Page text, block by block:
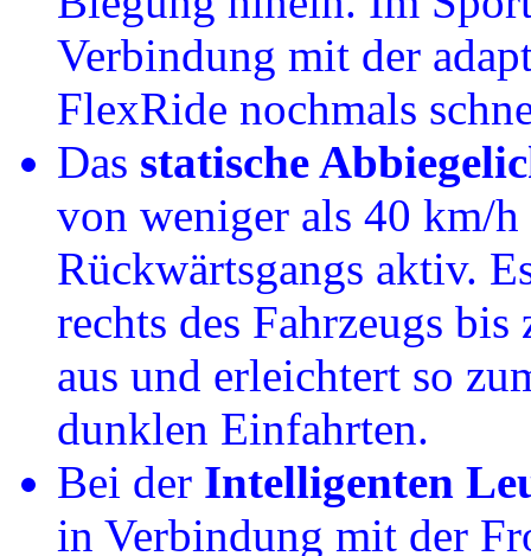
Verbindung mit der
FlexRide nochmals
Das statische
von weniger als 40 km/
Rückwärtsgangs aktiv.
rechts des Fahrzeugs
aus und erleichtert so
dunklen Einfahrten.
Bei der Intelligenten
in Verbindung mit der